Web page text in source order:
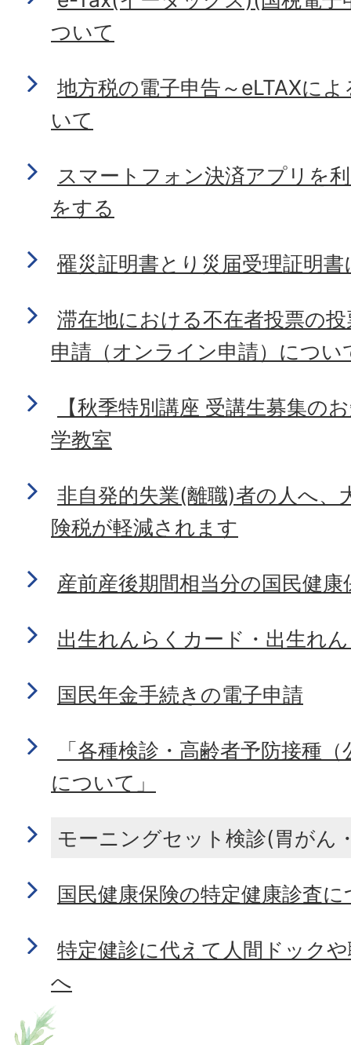
ついて
地方税の電子申告～eLTAXに
いて
スマートフォン決済アプリを
をする
罹災証明書とり災届受理証明
滞在地における不在者投票の
申請（オンライン申請）につい
【秋季特別講座 受講生募集の
学教室
非自発的失業(離職)者の人へ、
険税が軽減されます
産前産後期間相当分の国民健
出生れんらくカード・出生れ
国民年金手続きの電子申請
「各種検診・高齢者予防接種
について」
モーニングセット検診(胃がん
国民健康保険の特定健康診査
特定健診に代えて人間ドック
へ